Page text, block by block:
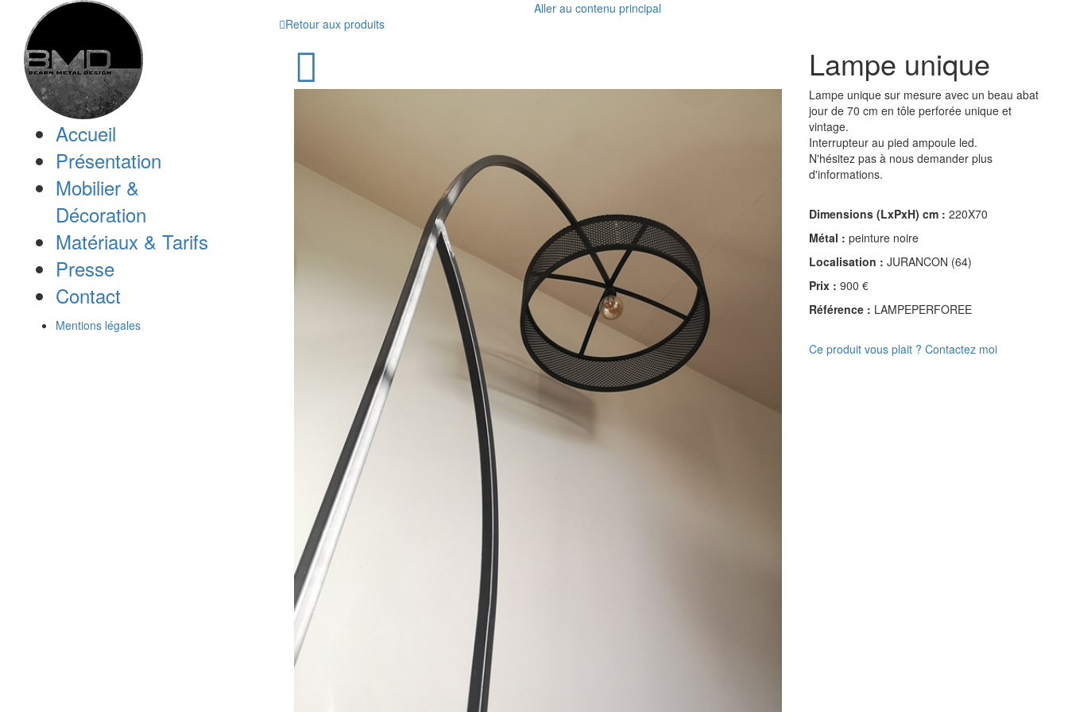
Aller au contenu principal
Accueil
Présentation
Mobilier &
Décoration
Matériaux & Tarifs
Presse
Contact
Mentions légales
Retour aux produits
Lampe unique
Lampe unique sur mesure avec un beau abat
jour de 70 cm en tôle perforée unique et
vintage.
Interrupteur au pied ampoule led.
N'hésitez pas à nous demander plus
d'informations.
Dimensions (LxPxH) cm : 220X70
Métal : peinture noire
Localisation : JURANCON (64)
Prix : 900 €
Référence : LAMPEPERFOREE
Ce produit vous plait ? Contactez moi